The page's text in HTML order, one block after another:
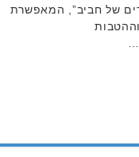
של חביב”, המאפשרת